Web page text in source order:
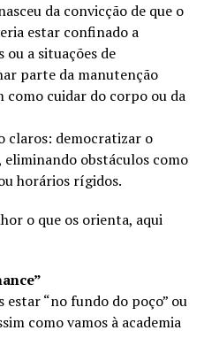
da convicção de que o
estar confinado a
a situações de
parte da manutenção
como cuidar do corpo ou da
claros: democratizar o
eliminando obstáculos como
horários rígidos.
o que os orienta, aqui
estar “no fundo do poço” ou
como vamos à academia